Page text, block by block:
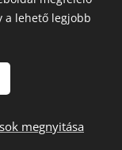
a lehető legjobb
megnyitása